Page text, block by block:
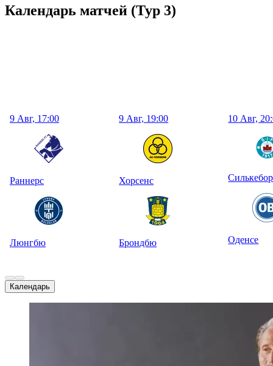
Календарь матчей (Тур 3)
9 Авг, 17:00
Раннерс
Люнгбю
9 Авг, 19:00
Хорсенс
Брондбю
10 Авг,
Оденсе
Календарь